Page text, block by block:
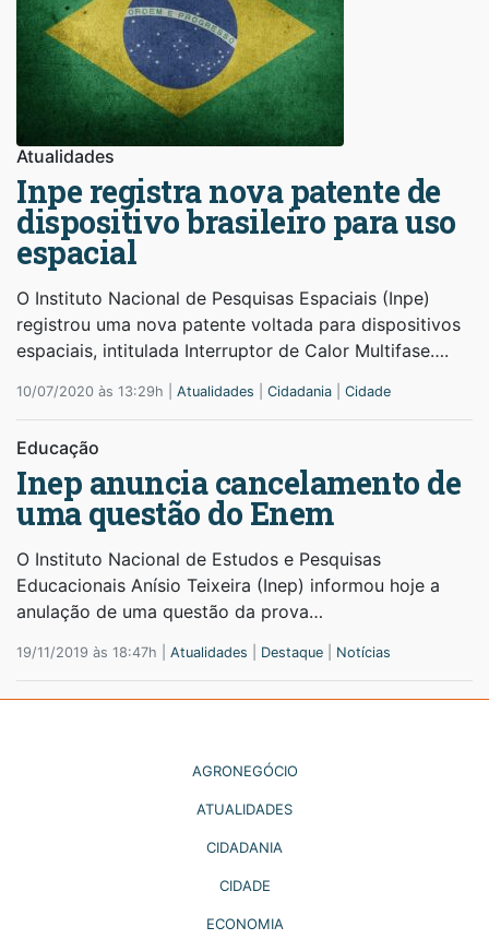
Atualidades
Inpe registra nova patente de
dispositivo brasileiro para uso
espacial
O Instituto Nacional de Pesquisas Espaciais (Inpe)
registrou uma nova patente voltada para dispositivos
espaciais, intitulada Interruptor de Calor Multifase….
10/07/2020 às 13:29h | Atualidades Cidadania Cidade
Educação
Inep anuncia cancelamento de
uma questão do Enem
O Instituto Nacional de Estudos e Pesquisas
Educacionais Anísio Teixeira (Inep) informou hoje a
anulação de uma questão da prova…
19/11/2019 às 18:47h | Atualidades Destaque Notícias
AGRONEGÓCIO
ATUALIDADES
CIDADANIA
CIDADE
ECONOMIA